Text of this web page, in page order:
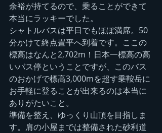
余裕が持てるので、乗ることができて
本当にラッキーでした。
シャトルバスは平日でもほぼ満席。50
分かけて終点畳平へ到着です。ここの
標高はなんと2,702m！日本一標高の高
いバス停ということですが、このバス
のおかげで標高3,000mを超す乗鞍岳に
お手軽に登ることが出来るのは本当に
ありがたいこと。
準備を整え、ゆっくり山頂を目指しま
す。肩の小屋までは整備された砂利道